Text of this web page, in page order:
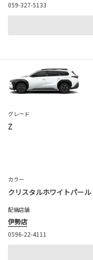
059-327-5133
グレード
Z
カラー
クリスタルホワイトパール
配備店舗
伊勢店
0596-22-4111